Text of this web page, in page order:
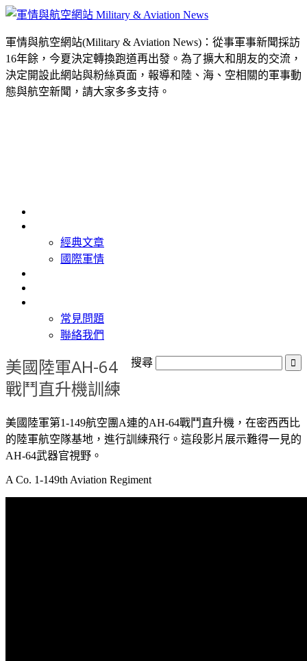
軍情與航空網站(Military & Aviation News)：從事軍事新聞採訪
16年餘，今夏決定轉換跑道再出發。為了擴大和朋友的交流，
決定開設此網站與粉絲頁面，報導和陸、海、空相關的軍事動
態與航空新聞，請大家多多支持。
經典文章
國際軍情
常見問題
聯絡我們
搜尋
美國陸軍AH-64
戰鬥直升機訓練
美國陸軍第1-149航空團A連的AH-64戰鬥直升機，在密西西比
的陸軍航空隊基地，進行訓練飛行。這段影片展示難得一見的
AH-64武器官視野。
A Co. 1-149th Aviation Regiment